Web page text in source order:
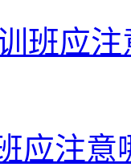
班应
应注意